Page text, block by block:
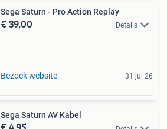
Sega Saturn - Pro Action Replay
€ 39,00 Details
Bezoek website 31 jul 26
Sega Saturn AV Kabel